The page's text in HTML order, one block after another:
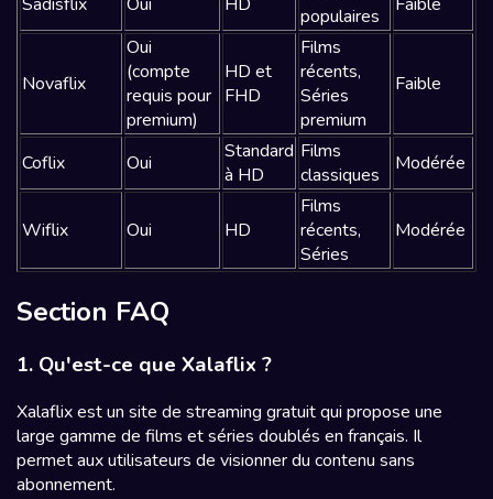
populaires
Novaflix
Oui
(compte
requis pour
premium)
HD et
FHD
Films
récents,
Séries
premium
Faible
Coflix Oui
Standard
à HD
Films
classiques
Modérée
Wiflix Oui HD
Films
récents,
Séries
Modérée
Section FAQ
1. Qu'est-ce que Xalaflix ?
Xalaflix est un site de streaming gratuit qui propose une
large gamme de films et séries doublés en français. Il
permet aux utilisateurs de visionner du contenu sans
abonnement.